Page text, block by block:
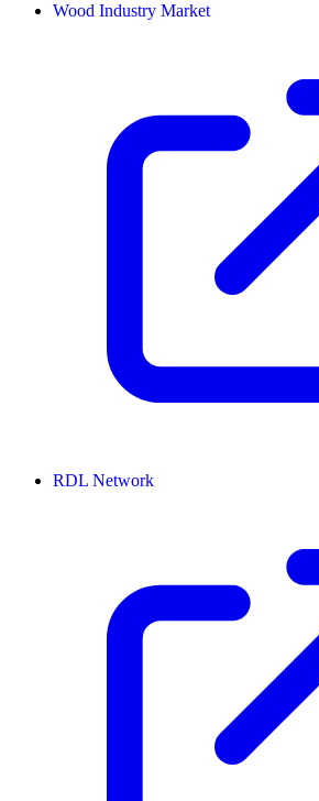
Wood Industry Market
RDL Network